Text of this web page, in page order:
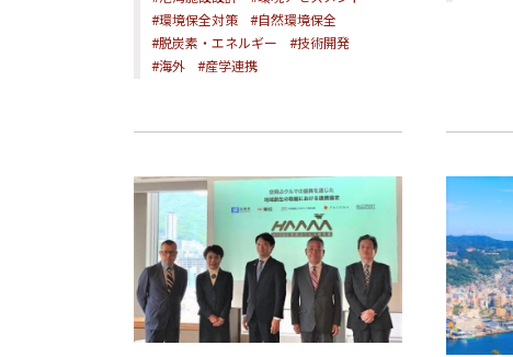
#環境保全対策
#自然環境保全
#脱炭素・エネルギー
#技術開発
#海外
#産学連携